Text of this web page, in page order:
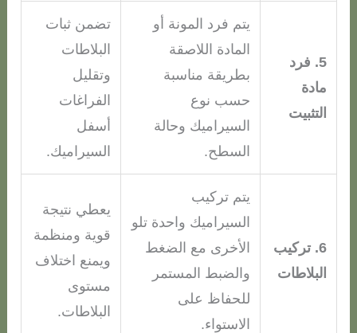
5. فرد
مادة
التثبيت
يتم فرد المونة أو
المادة اللاصقة
بطريقة مناسبة
حسب نوع
السيراميك وحالة
السطح.
تضمن ثبات
البلاطات
وتقليل
الفراغات
أسفل
السيراميك.
6. تركيب
البلاطات
يتم تركيب
السيراميك واحدة تلو
الأخرى مع الضغط
والضبط المستمر
للحفاظ على
الاستواء.
يعطي نتيجة
قوية ومنظمة
ويمنع اختلاف
مستوى
البلاطات.